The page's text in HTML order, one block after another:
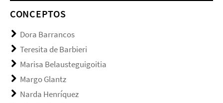
CONCEPTOS
Dora Barrancos
Teresita de Barbieri
Marisa Belausteguigoitia
Margo Glantz
Narda Henríquez